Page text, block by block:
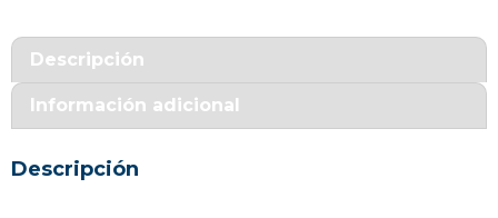
Descripción
Información adicional
Descripción